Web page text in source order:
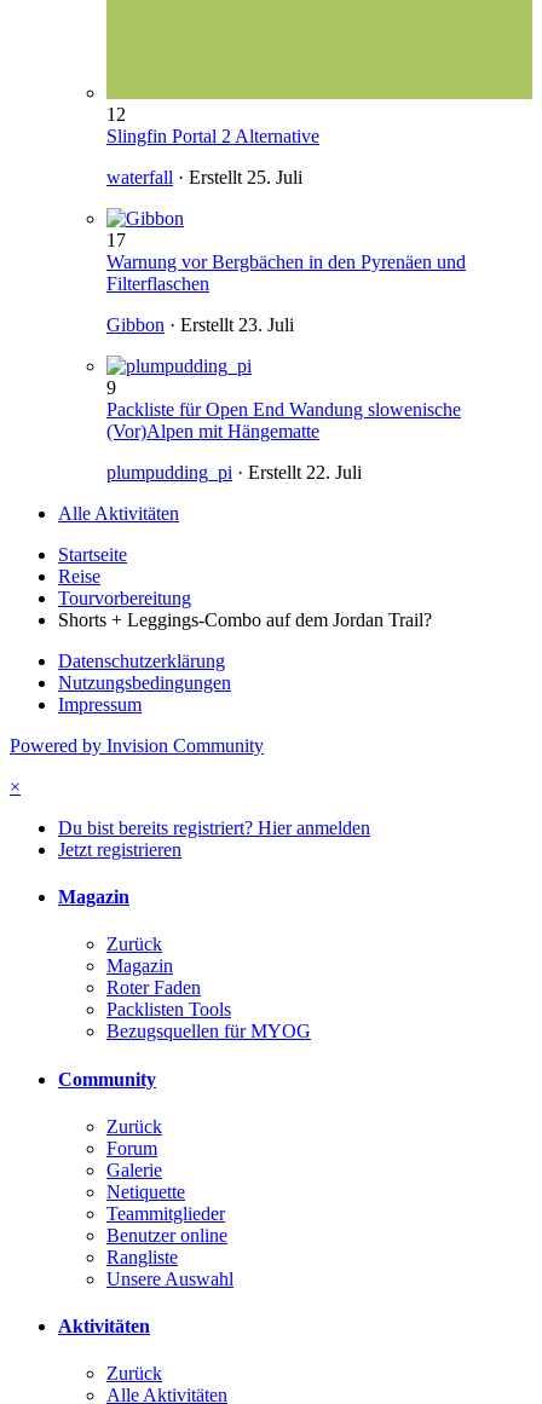
12
Slingfin Portal 2 Alternative
waterfall · Erstellt 25. Juli
17
Warnung vor Bergbächen in den Pyrenäen und
Filterflaschen
Gibbon · Erstellt 23. Juli
9
Packliste für Open End Wandung slowenische
(Vor)Alpen mit Hängematte
plumpudding_pi · Erstellt 22. Juli
Alle Aktivitäten
Startseite
Reise
Tourvorbereitung
Shorts + Leggings-Combo auf dem Jordan Trail?
Datenschutzerklärung
Nutzungsbedingungen
Impressum
Powered by Invision Community
×
Du bist bereits registriert? Hier anmelden
Jetzt registrieren
Magazin
Zurück
Magazin
Roter Faden
Packlisten Tools
Bezugsquellen für MYOG
Community
Zurück
Forum
Galerie
Netiquette
Teammitglieder
Benutzer online
Rangliste
Unsere Auswahl
Aktivitäten
Zurück
Alle Aktivitäten